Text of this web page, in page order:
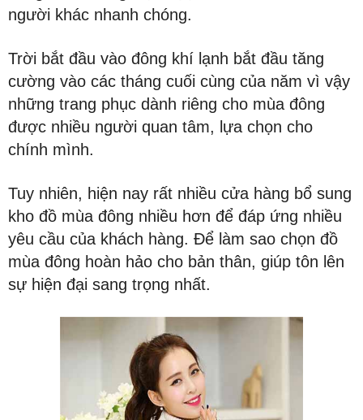
người khác nhanh chóng.
Trời bắt đầu vào đông khí lạnh bắt đầu tăng
cường vào các tháng cuối cùng của năm vì vậy
những trang phục dành riêng cho mùa đông
được nhiều người quan tâm, lựa chọn cho
chính mình.
Tuy nhiên, hiện nay rất nhiều cửa hàng bổ sung
kho đồ mùa đông nhiều hơn để đáp ứng nhiều
yêu cầu của khách hàng. Để làm sao chọn đồ
mùa đông hoàn hảo cho bản thân, giúp tôn lên
sự hiện đại sang trọng nhất.